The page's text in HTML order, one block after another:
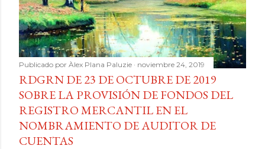
Publicado por Àlex Plana Paluzie noviembre 24, 2019
RDGRN DE 23 DE OCTUBRE DE 2019
SOBRE LA PROVISIÓN DE FONDOS DEL
REGISTRO MERCANTIL EN EL
NOMBRAMIENTO DE AUDITOR DE
CUENTAS